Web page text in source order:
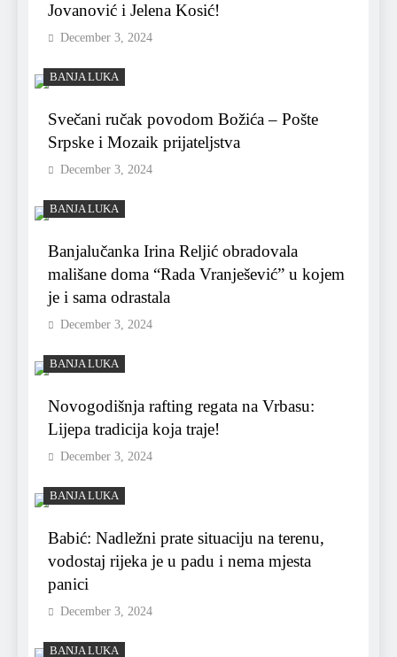
Jovanović i Jelena Kosić!
December 3, 2024
BANJA LUKA
Svečani ručak povodom Božića – Pošte
Srpske i Mozaik prijateljstva
December 3, 2024
BANJA LUKA
Banjalučanka Irina Reljić obradovala
mališane doma “Rada Vranješević” u kojem
je i sama odrastala
December 3, 2024
BANJA LUKA
Novogodišnja rafting regata na Vrbasu:
Lijepa tradicija koja traje!
December 3, 2024
BANJA LUKA
Babić: Nadležni prate situaciju na terenu,
vodostaj rijeka je u padu i nema mjesta
panici
December 3, 2024
BANJA LUKA